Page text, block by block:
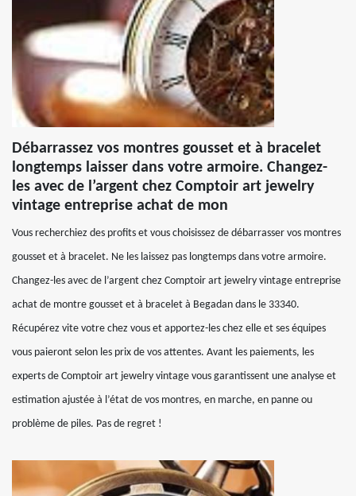
Débarrassez vos montres gousset et à bracelet
longtemps laisser dans votre armoire. Changez-
les avec de l’argent chez Comptoir art jewelry
vintage entreprise achat de mon
Vous recherchiez des profits et vous choisissez de débarrasser vos montres
gousset et à bracelet. Ne les laissez pas longtemps dans votre armoire.
Changez-les avec de l’argent chez Comptoir art jewelry vintage entreprise
achat de montre gousset et à bracelet à Begadan dans le 33340.
Récupérez vite votre chez vous et apportez-les chez elle et ses équipes
vous paieront selon les prix de vos attentes. Avant les paiements, les
experts de Comptoir art jewelry vintage vous garantissent une analyse et
estimation ajustée à l’état de vos montres, en marche, en panne ou
problème de piles. Pas de regret !